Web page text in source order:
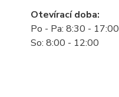
Otevírací doba:
Po - Pa: 8:30 - 17:00
So: 8:00 - 12:00